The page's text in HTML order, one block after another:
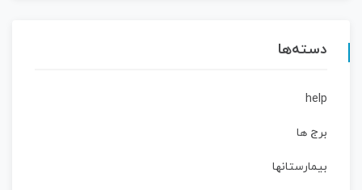
دسته‌ها
help
برج ها
بیمارستانها